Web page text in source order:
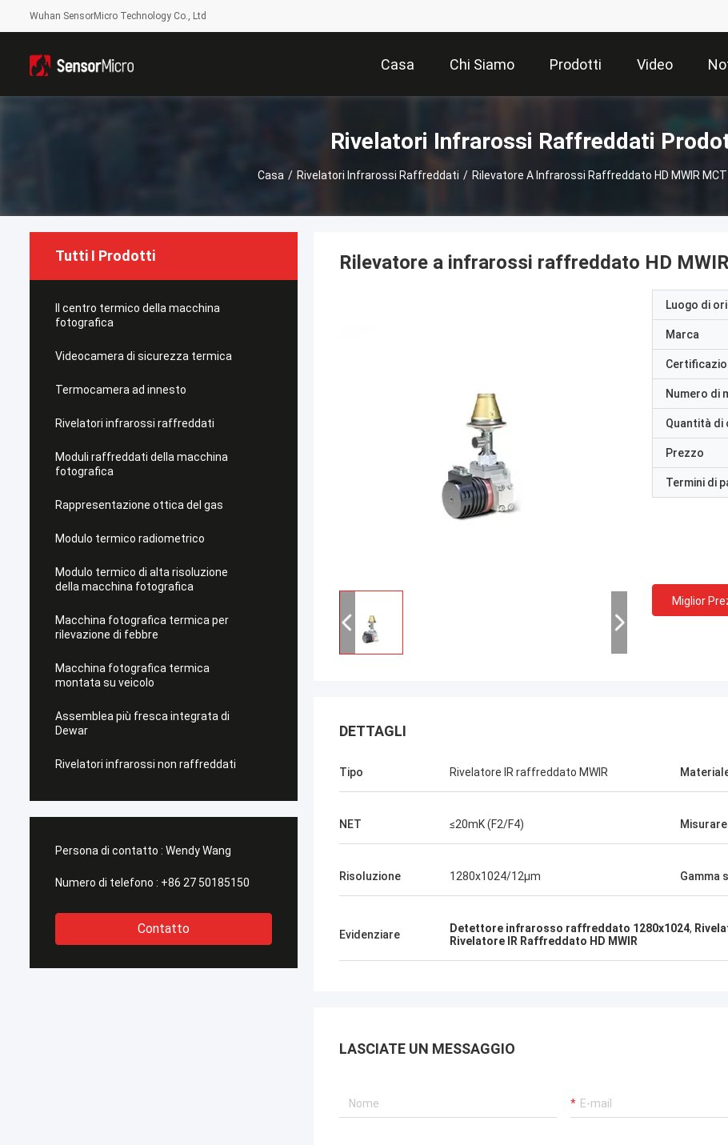
Wuhan SensorMicro Technology Co., Ltd
Casa Chi Siamo Prodotti Video
Rivelatori Infrarossi Raffreddati
Casa / Rivelatori Infrarossi Raffreddati / Rilevatore A Infrarossi Raffreddato HD MWIR
Tutti I Prodotti
Il centro termico della macchina
fotografica
Videocamera di sicurezza termica
Termocamera ad innesto
Rivelatori infrarossi raffreddati
Moduli raffreddati della macchina
fotografica
Rappresentazione ottica del gas
Modulo termico radiometrico
Modulo termico di alta risoluzione
della macchina fotografica
Macchina fotografica termica per
rilevazione di febbre
Macchina fotografica termica
montata su veicolo
Assemblea più fresca integrata di
Dewar
Rivelatori infrarossi non raffreddati
Persona di contatto : Wendy Wang
Numero di telefono : +86 27 50185150
Contatto
Rilevatore a infrarossi raffreddato HD
Luogo di
Marca
Numero di
Quantità di
Prezzo
Termini di
Miglior
DETTAGLI
Tipo Rivelatore IR raffreddato MWIR
NET ≤20mK (F2/F4) Misurare
Risoluzione 1280x1024/12μm Gamma
Evidenziare Detettore infrarosso raffreddato 1280x1024,
Rivelatore IR Raffreddato HD MWIR
LASCIATE UN MESSAGGIO